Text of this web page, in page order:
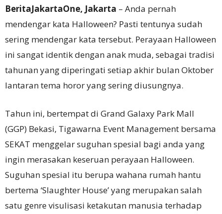
BeritaJakartaOne, Jakarta – Anda pernah
mendengar kata Halloween? Pasti tentunya sudah
sering mendengar kata tersebut. Perayaan Halloween
ini sangat identik dengan anak muda, sebagai tradisi
tahunan yang diperingati setiap akhir bulan Oktober
lantaran tema horor yang sering diusungnya.
Tahun ini, bertempat di Grand Galaxy Park Mall
(GGP) Bekasi, Tigawarna Event Management bersama
SEKAT menggelar suguhan spesial bagi anda yang
ingin merasakan keseruan perayaan Halloween.
Suguhan spesial itu berupa wahana rumah hantu
bertema ‘Slaughter House’ yang merupakan salah
satu genre visulisasi ketakutan manusia terhadap